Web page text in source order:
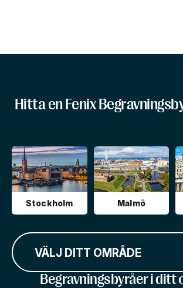
Hitta en Fenix
Stockholm Malmö
VÄLJ DITT OMRÅDE
Begravningsbyråer i ditt